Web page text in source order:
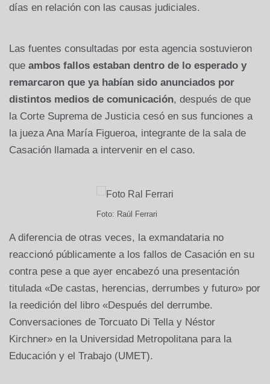
días en relación con las causas judiciales.
Las fuentes consultadas por esta agencia sostuvieron
que ambos fallos estaban dentro de lo esperado y
remarcaron que ya habían sido anunciados por
distintos medios de comunicación, después de que
la Corte Suprema de Justicia cesó en sus funciones a
la jueza Ana María Figueroa, integrante de la sala de
Casación llamada a intervenir en el caso.
Foto: Raúl Ferrari
A diferencia de otras veces, la exmandataria no
reaccionó públicamente a los fallos de Casación en su
contra pese a que ayer encabezó una presentación
titulada «De castas, herencias, derrumbes y futuro» por
la reedición del libro «Después del derrumbe.
Conversaciones de Torcuato Di Tella y Néstor
Kirchner» en la Universidad Metropolitana para la
Educación y el Trabajo (UMET).